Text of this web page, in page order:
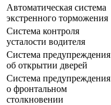
Автоматическая система
экстренного торможения
Система контроля
усталости водителя
Система предупреждения
об открытии дверей
Система предупреждения
о фронтальном
столкновении